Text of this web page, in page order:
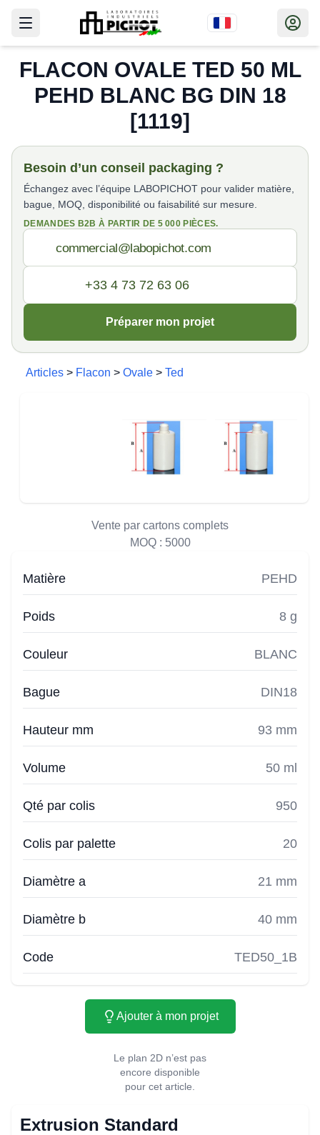
FLACON OVALE TED 50 ML
PEHD BLANC BG DIN 18
[1119]
Besoin d’un conseil packaging ?
Échangez avec l’équipe LABOPICHOT pour valider matière,
bague, MOQ, disponibilité ou faisabilité sur mesure.
DEMANDES B2B À PARTIR DE 5 000 PIÈCES.
Préparer mon projet
Articles > Flacon > Ovale > Ted
Vente par cartons complets
MOQ : 5000
Matière PEHD
Poids 8 g
Couleur BLANC
Bague DIN18
Hauteur mm 93 mm
Volume 50 ml
Qté par colis 950
Colis par palette 20
Diamètre a 21 mm
Diamètre b 40 mm
Code TED50_1B
Ajouter à mon projet
Le plan 2D n’est pas
encore disponible
pour cet article.
Extrusion Standard